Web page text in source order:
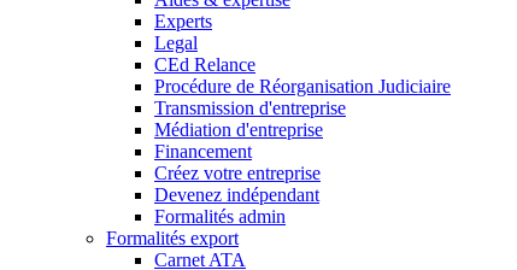
Experts
Legal
CEd Relance
Procédure de Réorganisation Judiciaire
Transmission d'entreprise
Médiation d'entreprise
Financement
Créez votre entreprise
Devenez indépendant
Formalités admin
Formalités export
Carnet ATA